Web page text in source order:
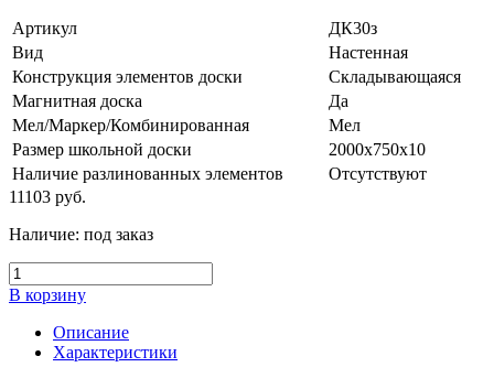
Артикул
ДК30з
Вид
Настенная
Конструкция элементов доски
Складывающаяся
Магнитная доска
Да
Мел/Маркер/Комбинированная
Мел
Размер школьной доски
2000x750x10
Наличие разлинованных элементов
Отсутствуют
11103 руб.
Наличие: под заказ
В корзину
Описание
Характеристики